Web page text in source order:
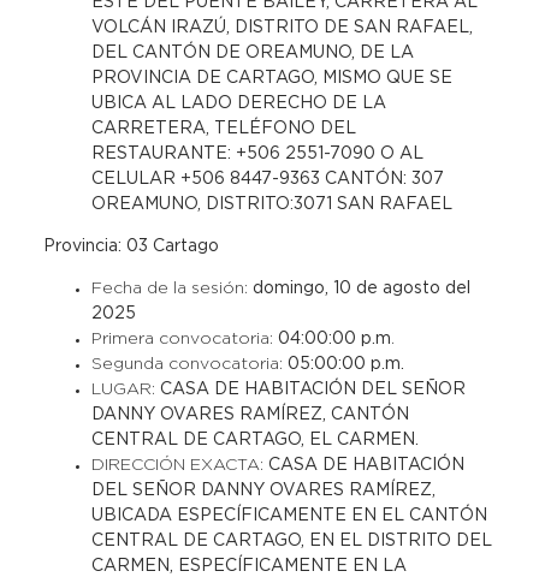
VOLCÁN IRAZÚ, DISTRITO DE SAN RAFAEL,
DEL CANTÓN DE OREAMUNO, DE LA
PROVINCIA DE CARTAGO, MISMO QUE SE
UBICA AL LADO DERECHO DE LA
CARRETERA, TELÉFONO DEL
RESTAURANTE: +506 2551-7090 O AL
CELULAR +506 8447-9363 CANTÓN: 307
OREAMUNO, DISTRITO:3071 SAN RAFAEL
Provincia: 03 Cartago
Fecha de la sesión: domingo, 10 de agosto del
2025
Primera convocatoria: 04:00:00 p.m
Segunda convocatoria: 05:00:00 p.m.
LUGAR: CASA DE HABITACIÓN DEL SEÑOR
DANNY OVARES RAMÍREZ, CANTÓN
CENTRAL DE CARTAGO, EL CARMEN.
DIRECCIÓN EXACTA: CASA DE HABITACIÓN
DEL SEÑOR DANNY OVARES RAMÍREZ,
UBICADA ESPECÍFICAMENTE EN EL CANTÓN
CENTRAL DE CARTAGO, EN EL DISTRITO DEL
CARMEN, ESPECÍFICAMENTE EN LA